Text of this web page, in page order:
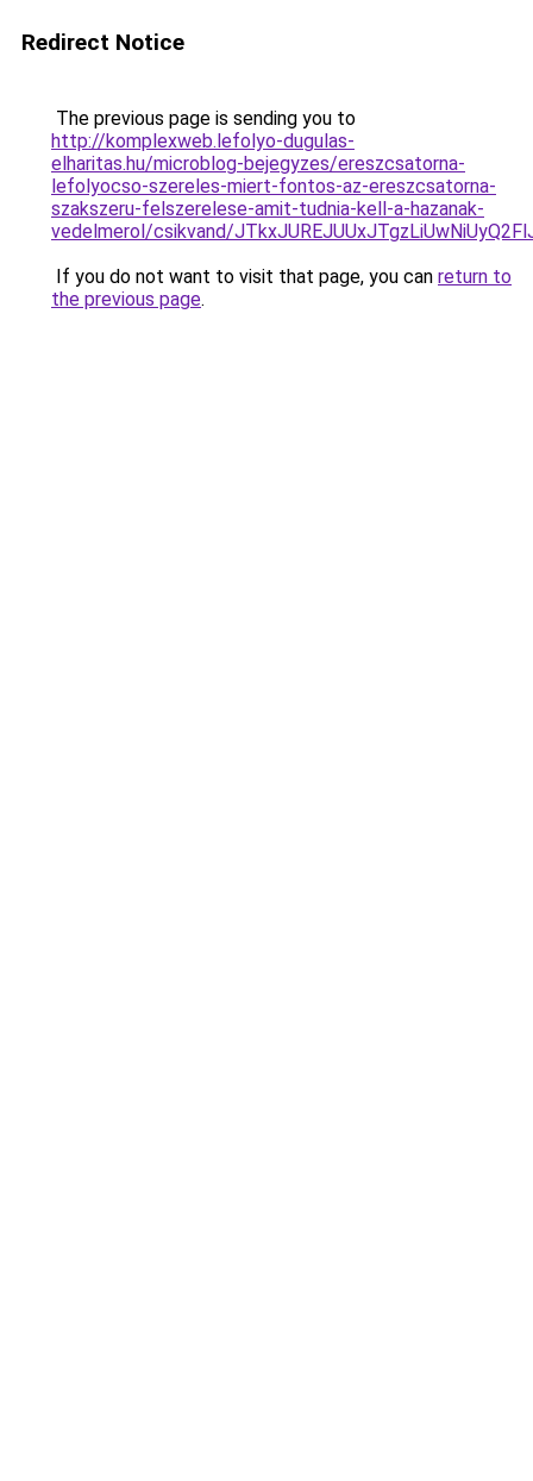
Redirect Notice
The previous page is sending you to
http://komplexweb.lefolyo-dugulas-
elharitas.hu/microblog-bejegyzes/ereszcsatorna-
lefolyocso-szereles-miert-fontos-az-ereszcsatorna-
szakszeru-felszerelese-amit-tudnia-kell-a-hazanak-
vedelmerol/csikvand/
If you do not want to visit that page, you can return to
the previous page.